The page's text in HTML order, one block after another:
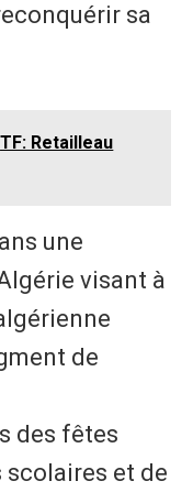
sa
Retailleau
une
visant à
de
des fêtes
scolaires et de